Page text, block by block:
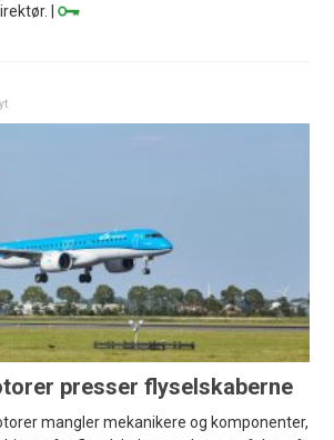
|
presser flyselskaberne
mangler mekanikere og komponenter,